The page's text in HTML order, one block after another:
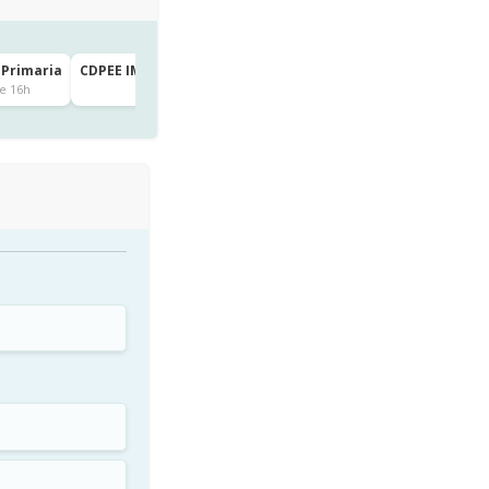
Primaria
16h
CDPEE IMAGINE MONTESSORI SCHOOL · 1º de Primaria